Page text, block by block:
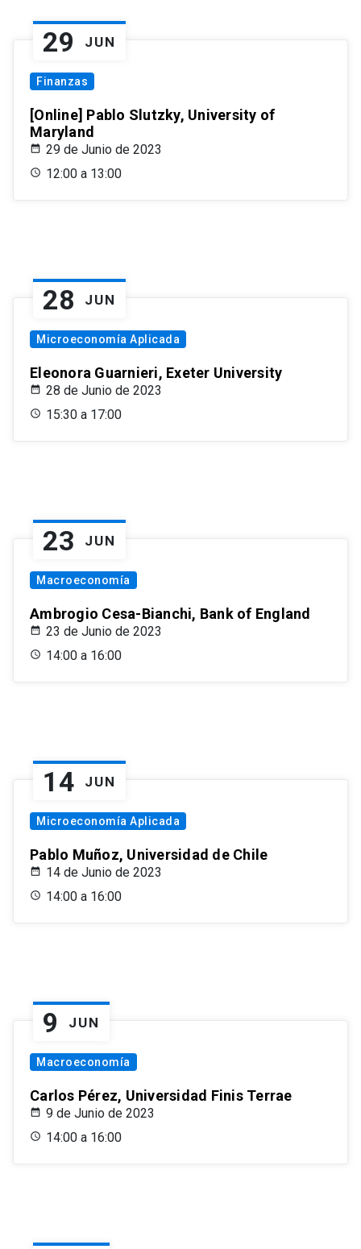
29 JUN
Finanzas
[Online] Pablo Slutzky, University of
Maryland
29 de Junio de 2023
12:00 a 13:00
28 JUN
Microeconomía Aplicada
Eleonora Guarnieri, Exeter University
28 de Junio de 2023
15:30 a 17:00
23 JUN
Macroeconomía
Ambrogio Cesa-Bianchi, Bank of England
23 de Junio de 2023
14:00 a 16:00
14 JUN
Microeconomía Aplicada
Pablo Muñoz, Universidad de Chile
14 de Junio de 2023
14:00 a 16:00
9 JUN
Macroeconomía
Carlos Pérez, Universidad Finis Terrae
9 de Junio de 2023
14:00 a 16:00